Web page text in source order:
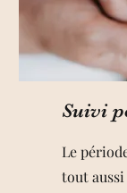
Suivi
Le
tout